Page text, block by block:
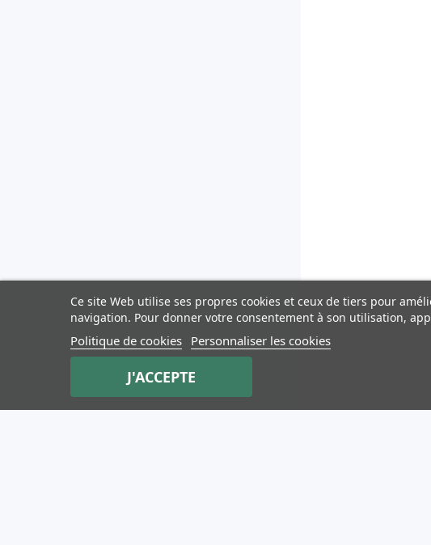
Ce site Web utilise ses propres cookies et ceux de tiers pour
navigation. Pour donner votre consentement à son utilisation,
Politique de cookies Personnaliser les cookies
J'ACCEPTE